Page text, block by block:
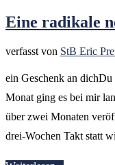
Eine radikale
verfasst von StB Eric
ein Geschenk an
Monat ging es bei mir
über zwei Monaten
drei-Wochen Takt statt